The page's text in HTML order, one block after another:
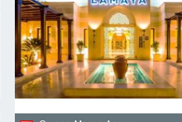
Куба, Гавана